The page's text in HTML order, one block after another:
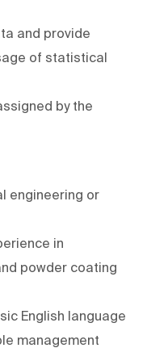
and provide
of statistical
by the
engineering or
in
powder coating
English language
management